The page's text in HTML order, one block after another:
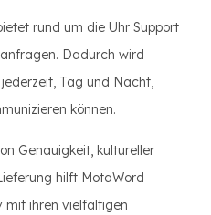
rund um die Uhr Support
Dadurch wird
Tag und Nacht,
können.
Genauigkeit, kultureller
hilft MotaWord
mit ihren vielfältigen